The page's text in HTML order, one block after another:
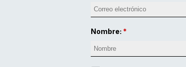
Nombre: